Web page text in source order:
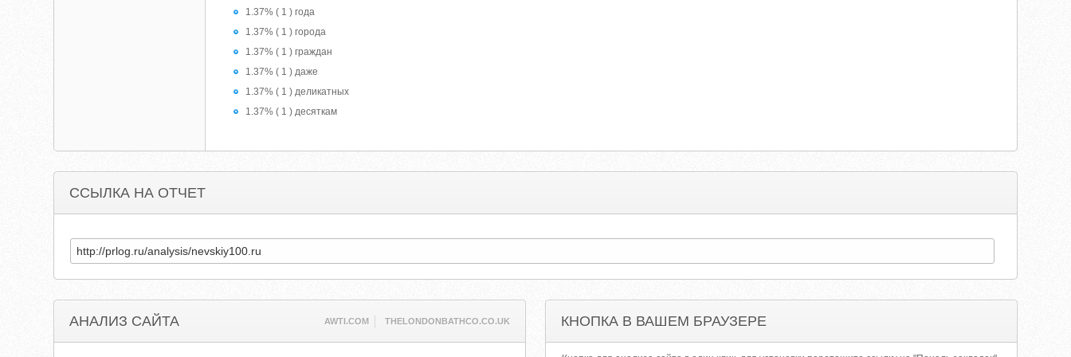
1.37% ( 1 ) года
1.37% ( 1 ) города
1.37% ( 1 ) граждан
1.37% ( 1 ) даже
1.37% ( 1 ) деликатных
1.37% ( 1 ) десяткам
ССЫЛКА НА ОТЧЕТ
АНАЛИЗ САЙТА AWTI.COM THELONDONBATHCO.CO.UK КНОПКА В ВАШЕМ БРАУЗЕРЕ